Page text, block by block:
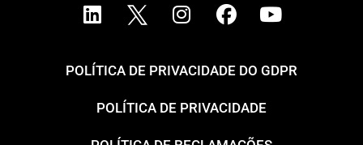
POLÍTICA DE PRIVACIDADE DO GDPR
POLÍTICA DE PRIVACIDADE